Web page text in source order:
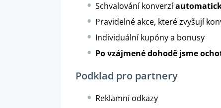
Schvalování konverzí
Pravidelné akce, které zvyšují
Individuální kupóny a bonusy
Po vzájmené dohodě jsme
Podklad pro partnery
Reklamní odkazy